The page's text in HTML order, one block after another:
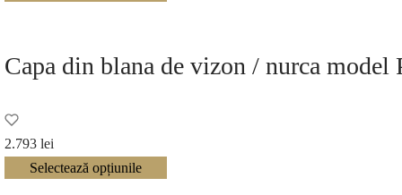
Capa din blana de vizon / nurca model
2.793 lei
Selectează opțiunile